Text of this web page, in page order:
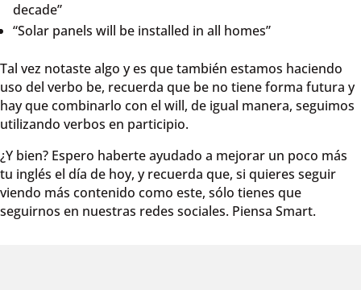
decade”
“Solar panels will be installed in all homes”
Tal vez notaste algo y es que también estamos haciendo
uso del verbo be, recuerda que be no tiene forma futura y
hay que combinarlo con el will, de igual manera, seguimos
utilizando verbos en participio.
¿Y bien? Espero haberte ayudado a mejorar un poco más
tu inglés el día de hoy, y recuerda que, si quieres seguir
viendo más contenido como este, sólo tienes que
seguirnos en nuestras redes sociales. Piensa Smart.